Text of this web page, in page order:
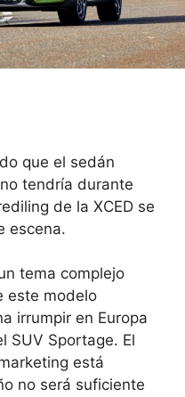
que el sedán
tendría durante
de la XCED se
escena.
tema complejo
este modelo
irrumpir en Europa
SUV Sportage. El
está
no será suficiente